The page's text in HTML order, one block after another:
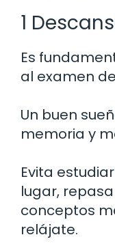
1
Es
al examen
Un buen
memoria y
Evita
lugar,
conceptos
relájate.